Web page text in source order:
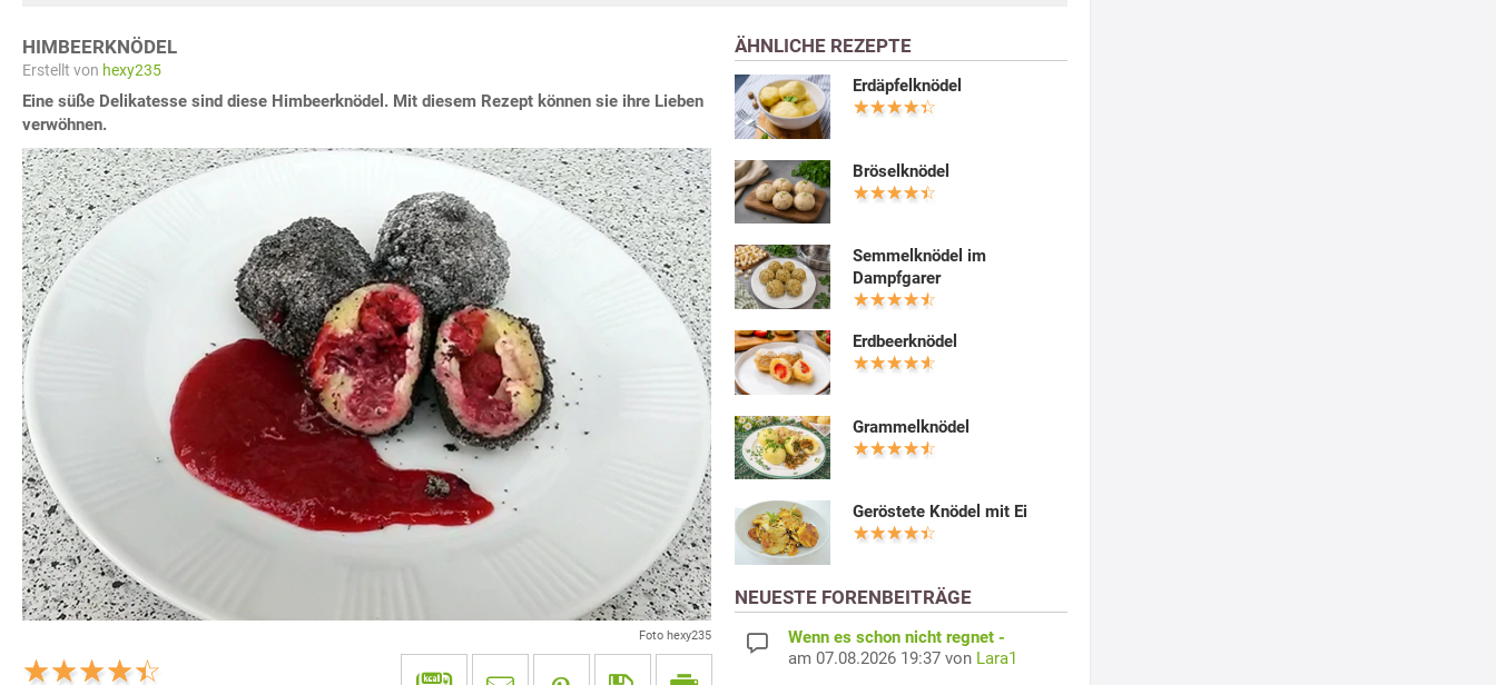
HIMBEERKNÖDEL
Erstellt von hexy235
Eine süße Delikatesse sind diese Himbeerknödel. Mit diesem Rezept können sie ihre Lieben
verwöhnen.
Foto hexy235
ÄHNLICHE REZEPTE
Erdäpfelknödel
Bröselknödel
Semmelknödel im
Dampfgarer
Erdbeerknödel
Grammelknödel
Geröstete Knödel mit Ei
NEUESTE FORENBEITRÄGE
Wenn es schon nicht regnet -
am 07.08.2026 19:37 von Lara1